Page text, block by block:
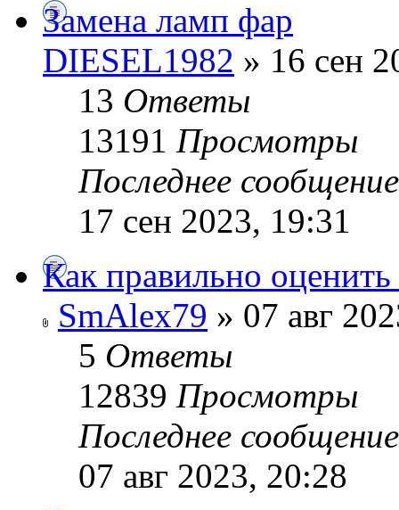
Замена ламп фар
DIESEL1982 » 16 сен
13 Ответы
13191 Просмотры
Последнее
17 сен 2023, 19:31
Как правильно
SmAlex79 » 07 авг
5 Ответы
12839 Просмотры
Последнее
07 авг 2023, 20:28